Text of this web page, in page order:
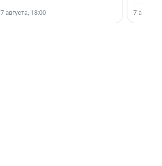
7 августа, 18:00
7